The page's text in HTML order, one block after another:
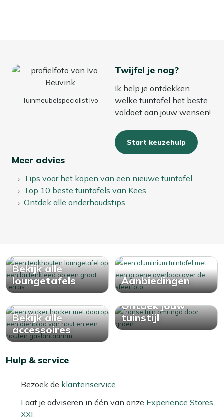
Tuinmeubelspecialist Ivo
Twijfel je nog?
Ik help je ontdekken
welke tuintafel het beste
voldoet aan jouw wensen!
Start keuzehulp
Meer advies
Tips voor het kopen van een nieuwe tuintafel
Top 10 beste tuintafels van Kees
Ontdek alle onderhoudstips
Bekijk alle
loungetafels
Aanbiedingen
Bekijk alle
accessoires
Ontdek jouw
tuinstijl
Hulp & service
Bezoek de klantenservice
Laat je adviseren in één van onze Experience Stores
XXL